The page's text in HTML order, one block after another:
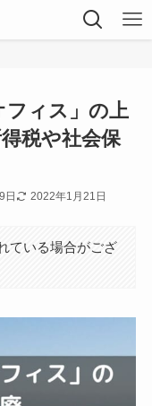
フィス」の上
税や社会保
日 2022年1月21日
ている場合がござ